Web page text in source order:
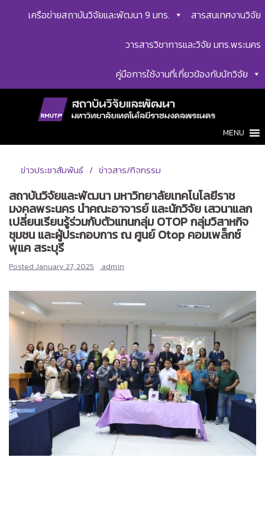
เครือข่ายสถาบันวิจัยและพัฒนา 9 มทร. สารสนเทศงานวิจัย
วารสารวิชาการและวิจัย มทร.พระนคร
คู่มือการใช้งานที่เกี่ยวข้องกับนักวิจัย
MENU
ข่าวประชาสัมพันธ์ ข่าวสาร/กิจกรรม
สถาบันวิจัยและพัฒนา มหาวิทยาลัยเทคโนโลยีราช
มงคลพระนคร นำคณะอาจารย์ และนักวิจัย เสวนาแลก
เปลี่ยนเรียนรู้ร่วมกับตัวแทนกลุ่ม OTOP กลุ่มวิสาหกิจ
ชุมชน และผู้ประกอบการ ณ ศูนย์ Otop คอมเพล็กซ์
พุแค สระบุรี
Posted January 27, 2025 admin